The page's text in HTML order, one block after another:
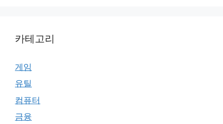
카테고리
게임
유틸
컴퓨터
금융